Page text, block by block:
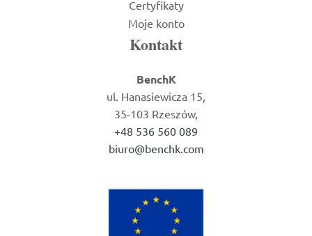
Certyfikaty
Moje konto
Kontakt
BenchK
ul. Hanasiewicza 15,
35-103 Rzeszów,
+48 536 560 089
biuro@benchk.com